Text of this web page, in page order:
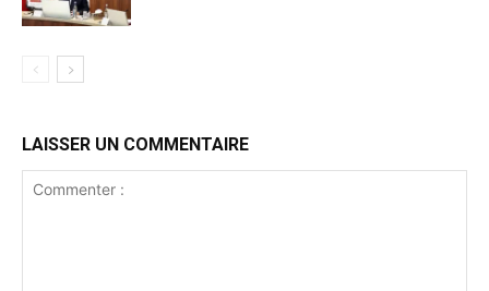
LAISSER UN COMMENTAIRE